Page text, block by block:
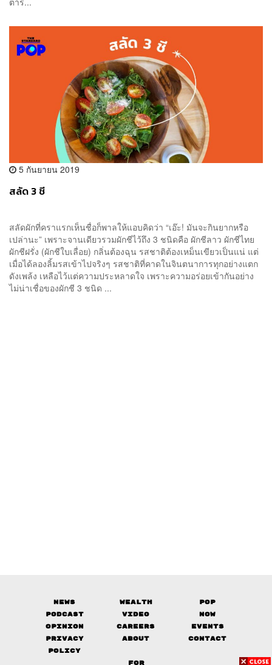
5 กันยายน 2019
สลัด 3 ชี
สลัดผักที่คราแรกเห็นชื่อก็พาลให้แอบคิดว่า “เอ๊ะ! มันจะกินยากหรือ
เปล่านะ” เพราะจานเดียวรวมผักชีไว้ถึง 3 ชนิดคือ ผักชีลาว ผักชีไทย
ผักชีฝรั่ง (ผักชีใบเลื่อย) กลิ่นต้องฉุน รสชาติต้องเหม็นเขียวเป็นแน่ แต่
เมื่อได้ลองลิ้มรสเข้าไปจริงๆ รสชาติที่คาดในจินตนาการทุกอย่างแตก
ดังเพล้ง เหลือไว้แต่ความประหลาดใจ เพราะความอร่อยเข้ากันอย่าง
ไม่น่าเชื่อของผักชี 3 ชนิด ...
News Wealth
Pop
Podcast
Video
Now
Opinion
Careers
Events
Privacy
Policy
About Contact
FOR